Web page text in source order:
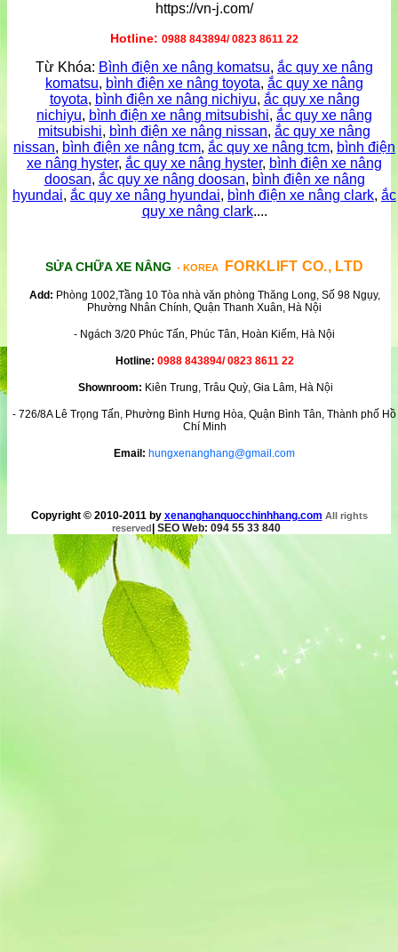
https://vn-j.com/
Hotline: 0988 843894/ 0823 8611 22
Từ Khóa: Bình điện xe nâng komatsu, ắc quy xe nâng
komatsu, bình điện xe nâng toyota, ắc quy xe nâng
toyota, bình điện xe nâng nichiyu, ắc quy xe nâng
nichiyu, bình điện xe nâng mitsubishi, ắc quy xe nâng
mitsubishi, bình điện xe nâng nissan, ắc quy xe nâng
nissan, bình điện xe nâng tcm, ắc quy xe nâng tcm, bình điện
xe nâng hyster, ắc quy xe nâng hyster, bình điện xe nâng
doosan, ắc quy xe nâng doosan, bình điện xe nâng
hyundai, ắc quy xe nâng hyundai, bình điện xe nâng clark, ắc
quy xe nâng clark....
SỬA CHỮA XE NÂNG - KOREA FORKLIFT CO., LTD
Add: Phòng 1002,Tầng 10 Tòa nhà văn phòng Thăng Long, Số 98 Ngụy,
Phường Nhân Chính, Quận Thanh Xuân, Hà Nội
- Ngách 3/20 Phúc Tấn, Phúc Tân, Hoàn Kiếm, Hà Nội
Hotline: 0988 843894/ 0823 8611 22
Shownroom: Kiên Trung, Trâu Quỳ, Gia Lâm, Hà Nội
- 726/8A Lê Trọng Tấn, Phường Bình Hưng Hòa, Quận Bình Tân, Thành phố Hồ
Chí Minh
Email: hungxenanghang@gmail.com
Copyright © 2010-2011 by xenanghanquocchinhhang.com All rights
reserved SEO Web: 094 55 33 840